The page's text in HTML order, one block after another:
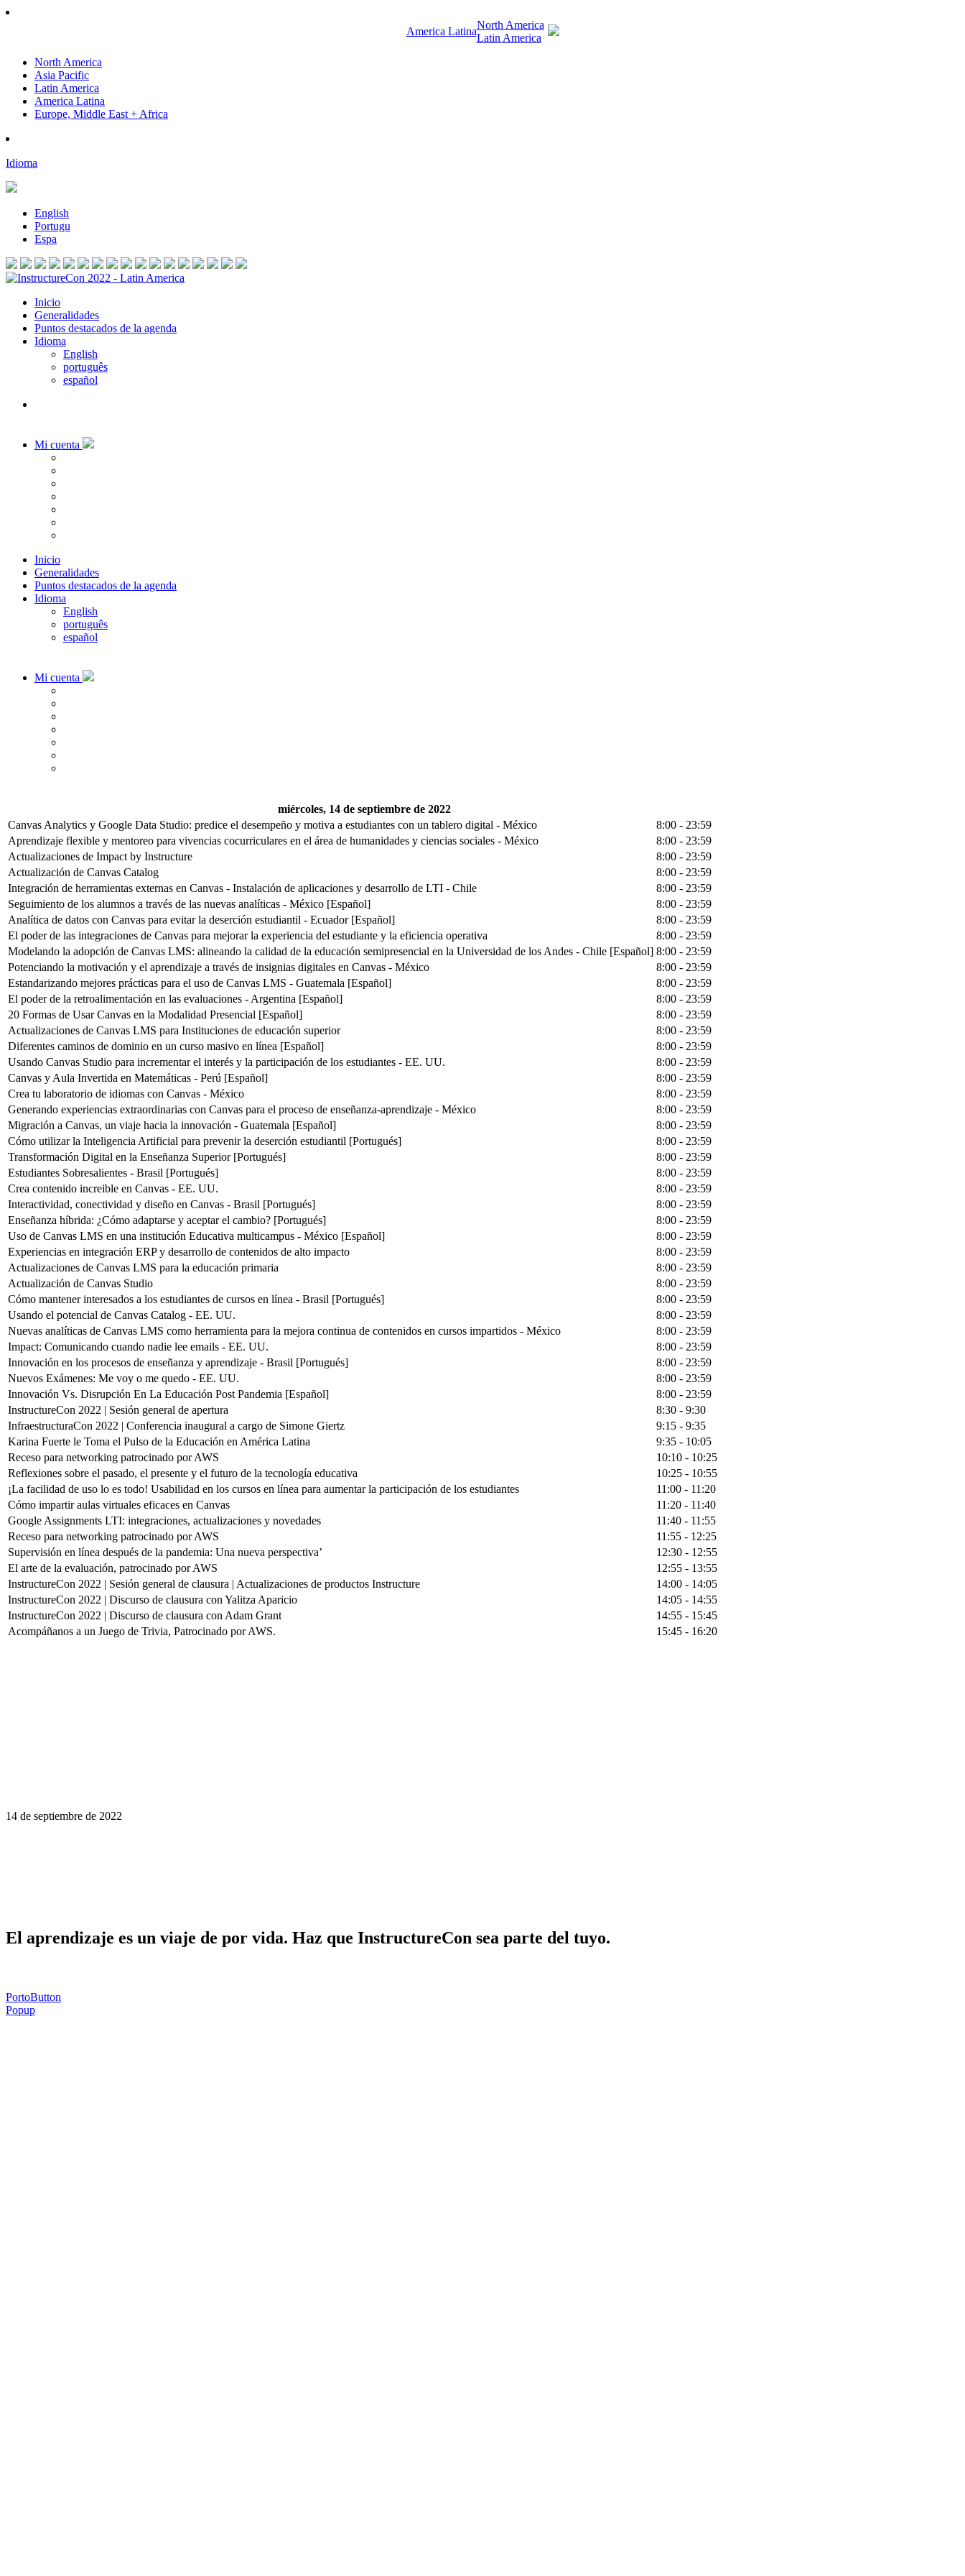
America Latina
North America
Latin America
North America
Asia Pacific
Latin America
America Latina
Europe, Middle East + Africa
Idioma
English
Portugu
Espa
Inicio
Generalidades
Puntos destacados de la agenda
Idioma
English
português
español
Mi cuenta
Inicio
Generalidades
Puntos destacados de la agenda
Idioma
English
português
español
Mi cuenta
miércoles, 14 de septiembre de 2022
Canvas Analytics y Google Data Studio: predice el desempeño y motiva a estudiantes con un tablero digital - México
8:00 - 23:59
Aprendizaje flexible y mentoreo para vivencias cocurriculares en el área de humanidades y ciencias sociales - México
8:00 - 23:59
Actualizaciones de Impact by Instructure
8:00 - 23:59
Actualización de Canvas Catalog
8:00 - 23:59
Integración de herramientas externas en Canvas - Instalación de aplicaciones y desarrollo de LTI - Chile
8:00 - 23:59
Seguimiento de los alumnos a través de las nuevas analíticas - México [Español]
8:00 - 23:59
Analítica de datos con Canvas para evitar la deserción estudiantil - Ecuador [Español]
8:00 - 23:59
El poder de las integraciones de Canvas para mejorar la experiencia del estudiante y la eficiencia operativa
8:00 - 23:59
Modelando la adopción de Canvas LMS: alineando la calidad de la educación semipresencial en la Universidad de los Andes - Chile [Español] 8:00 - 23:59
Potenciando la motivación y el aprendizaje a través de insignias digitales en Canvas - México
8:00 - 23:59
Estandarizando mejores prácticas para el uso de Canvas LMS - Guatemala [Español]
8:00 - 23:59
El poder de la retroalimentación en las evaluaciones - Argentina [Español]
8:00 - 23:59
20 Formas de Usar Canvas en la Modalidad Presencial [Español]
8:00 - 23:59
Actualizaciones de Canvas LMS para Instituciones de educación superior
8:00 - 23:59
Diferentes caminos de dominio en un curso masivo en línea [Español]
8:00 - 23:59
Usando Canvas Studio para incrementar el interés y la participación de los estudiantes - EE. UU.
8:00 - 23:59
Canvas y Aula Invertida en Matemáticas - Perú [Español]
8:00 - 23:59
Crea tu laboratorio de idiomas con Canvas - México
8:00 - 23:59
Generando experiencias extraordinarias con Canvas para el proceso de enseñanza-aprendizaje - México
8:00 - 23:59
Migración a Canvas, un viaje hacia la innovación - Guatemala [Español]
8:00 - 23:59
Cómo utilizar la Inteligencia Artificial para prevenir la deserción estudiantil [Portugués]
8:00 - 23:59
Transformación Digital en la Enseñanza Superior [Portugués]
8:00 - 23:59
Estudiantes Sobresalientes - Brasil [Portugués]
8:00 - 23:59
Crea contenido increible en Canvas - EE. UU.
8:00 - 23:59
Interactividad, conectividad y diseño en Canvas - Brasil [Portugués]
8:00 - 23:59
Enseñanza híbrida: ¿Cómo adaptarse y aceptar el cambio? [Portugués]
8:00 - 23:59
Uso de Canvas LMS en una institución Educativa multicampus - México [Español]
8:00 - 23:59
Experiencias en integración ERP y desarrollo de contenidos de alto impacto
8:00 - 23:59
Actualizaciones de Canvas LMS para la educación primaria
8:00 - 23:59
Actualización de Canvas Studio
8:00 - 23:59
Cómo mantener interesados a los estudiantes de cursos en línea - Brasil [Portugués]
8:00 - 23:59
Usando el potencial de Canvas Catalog - EE. UU.
8:00 - 23:59
Nuevas analíticas de Canvas LMS como herramienta para la mejora continua de contenidos en cursos impartidos - México
8:00 - 23:59
Impact: Comunicando cuando nadie lee emails - EE. UU.
8:00 - 23:59
Innovación en los procesos de enseñanza y aprendizaje - Brasil [Portugués]
8:00 - 23:59
Nuevos Exámenes: Me voy o me quedo - EE. UU.
8:00 - 23:59
Innovación Vs. Disrupción En La Educación Post Pandemia [Español]
8:00 - 23:59
InstructureCon 2022 | Sesión general de apertura
8:30 - 9:30
InfraestructuraCon 2022 | Conferencia inaugural a cargo de Simone Giertz
9:15 - 9:35
Karina Fuerte le Toma el Pulso de la Educación en América Latina
9:35 - 10:05
Receso para networking patrocinado por AWS
10:10 - 10:25
Reflexiones sobre el pasado, el presente y el futuro de la tecnología educativa
10:25 - 10:55
¡La facilidad de uso lo es todo! Usabilidad en los cursos en línea para aumentar la participación de los estudiantes
11:00 - 11:20
Cómo impartir aulas virtuales eficaces en Canvas
11:20 - 11:40
Google Assignments LTI: integraciones, actualizaciones y novedades
11:40 - 11:55
Receso para networking patrocinado por AWS
11:55 - 12:25
Supervisión en línea después de la pandemia: Una nueva perspectiva’
12:30 - 12:55
El arte de la evaluación, patrocinado por AWS
12:55 - 13:55
InstructureCon 2022 | Sesión general de clausura | Actualizaciones de productos Instructure
14:00 - 14:05
InstructureCon 2022 | Discurso de clausura con Yalitza Aparicio
14:05 - 14:55
InstructureCon 2022 | Discurso de clausura con Adam Grant
14:55 - 15:45
Acompáñanos a un Juego de Trivia, Patrocinado por AWS.
15:45 - 16:20
14 de septiembre de 2022
El aprendizaje es un viaje de por vida. Haz que InstructureCon sea parte del tuyo.
PortoButton
Popup